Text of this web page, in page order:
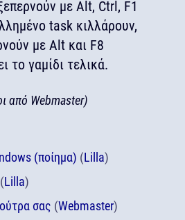
με Alt, Ctrl, F1
task κιλλάρουν,
με Alt και F8
το γαμίδι τελικά.
από Webmaster)
(ποίημα) (Lilla)
(Lilla)
σας (Webmaster)